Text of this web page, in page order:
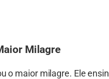
Milagre
o maior milagre. Ele